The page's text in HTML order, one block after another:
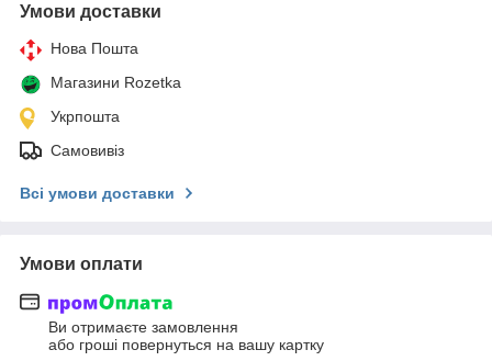
Умови доставки
Нова Пошта
Магазини Rozetka
Укрпошта
Самовивіз
Всі умови доставки
Умови оплати
Ви отримаєте замовлення
або гроші повернуться на вашу картку